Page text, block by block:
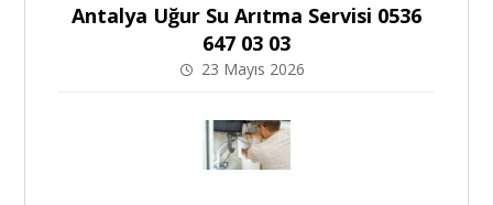
Antalya Uğur Su Arıtma Servisi 0536
647 03 03
23 Mayıs 2026